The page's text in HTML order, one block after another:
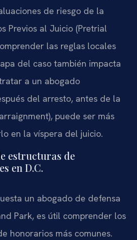
de riesgo de la
Previos al Juicio (Pretrial
las reglas locales
del caso también impacta
a un abogado
del arresto, antes de la
puede ser más
en la víspera del juicio.
estructuras de
en D.C.
un abogado de defensa
Park, es útil comprender los
honorarios más comunes.